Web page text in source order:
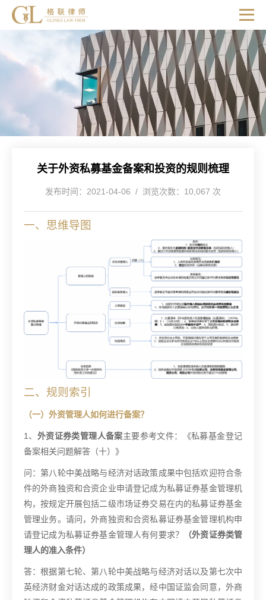
关于外资私募基金备案和投资的规则梳理
发布时间：2021-04-06 / 浏览次数：10,067 次
一、思维导图
二、规则索引
（一）外资管理人如何进行备案？
1 、 外资证券类管理人备案主要参考文件：《私募基金登记
备案相关问题解答（十）》
问：第八轮中美战略与经济对话政策成果中包括欢迎符合条
件的外商独资和合资企业申请登记成为私募证券基金管理机
构，按规定开展包括二级市场证券交易在内的私募证券基金
管理业务。请问，外商独资和合资私募证券基金管理机构申
请登记成为私募证券基金管理人有何要求？
（外资证券类管
理人的准入条件）
答：根据第七轮、第八轮中美战略与经济对话以及第七次中
英经济财金对话达成的政策成果，经中国证监会同意，外商